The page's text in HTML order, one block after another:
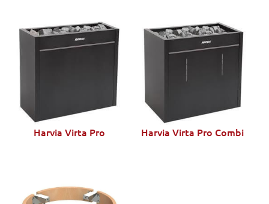
Harvia Virta Pro Harvia Virta Pro Combi